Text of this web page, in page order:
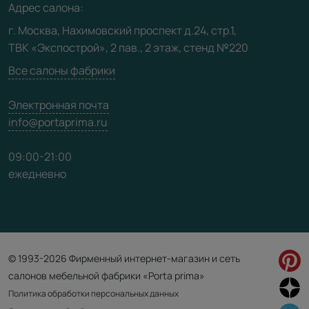
Видео
Карта сайта
Адрес салона:
г. Москва, Нахимовский проспект д.24, стр.1,
ТВК «Экспострой», 2 пав., 2 этаж, стенд №220
Все салоны фабрики
Электронная почта
info@portaprima.ru
09:00-21:00
ежедневно
© 1993-2026 Фирменный интернет-магазин и сеть
салонов мебельной фабрики «Porta prima»
Политика обработки персональных данных